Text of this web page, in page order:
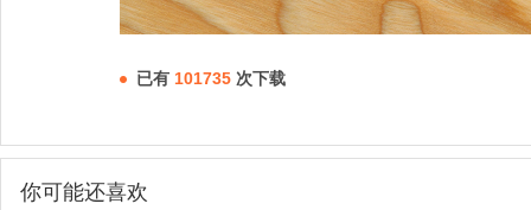
已有 101735 次下载
你可能还喜欢